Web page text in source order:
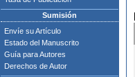
Sumisión
Envíe su Artículo
Estado del Manuscrito
Guía para Autores
Derechos de Autor